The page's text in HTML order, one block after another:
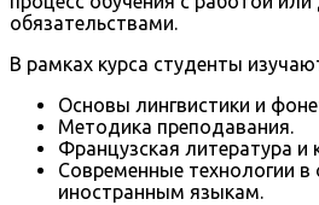
обязательствами.
В рамках курса студенты
Основы лингвистики и
Методика преподавания.
Французская литература и
Современные технологии в
иностранным языкам.